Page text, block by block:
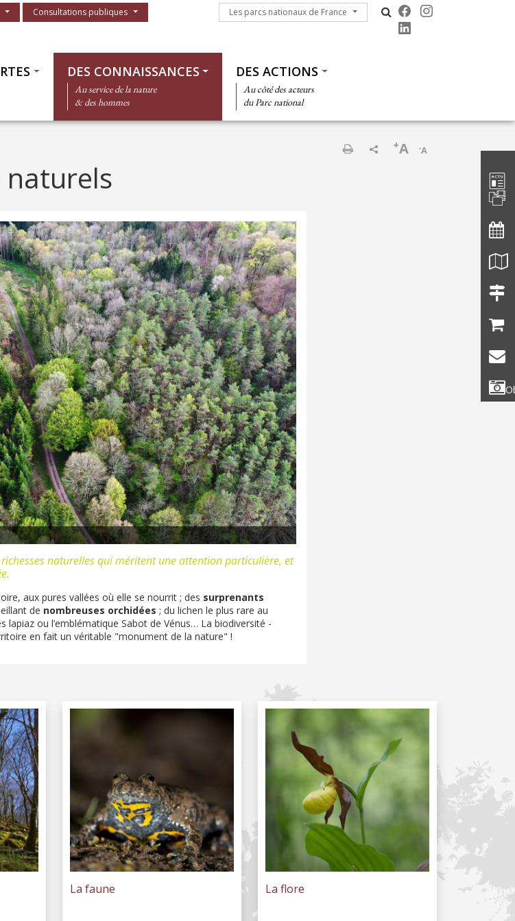
Consultations publiques
Les parcs nationaux de France
Les parcs nationaux de France
DES CONNAISSANCES
Au service de la nature
& des hommes
DES ACTIONS
Au côté des acteurs
du Parc national
-A
+A
naturels
naturelles qui méritent une attention particulière, et
aux pures vallées où elle se nourrit ; des surprenants
de nombreuses orchidées ; du lichen le plus rare au
lapiaz ou l’emblématique Sabot de Vénus… La biodiversité -
en fait un véritable "monument de la nature" !
La faune La flore